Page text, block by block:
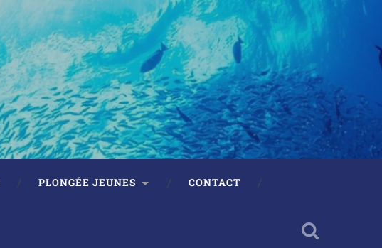
PLONGÉE JEUNES CONTACT